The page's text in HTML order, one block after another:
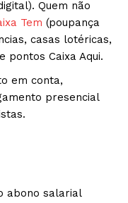
Quem não
Tem (poupança
casas lotéricas,
pontos Caixa Aqui.
em conta,
presencial
abono salarial